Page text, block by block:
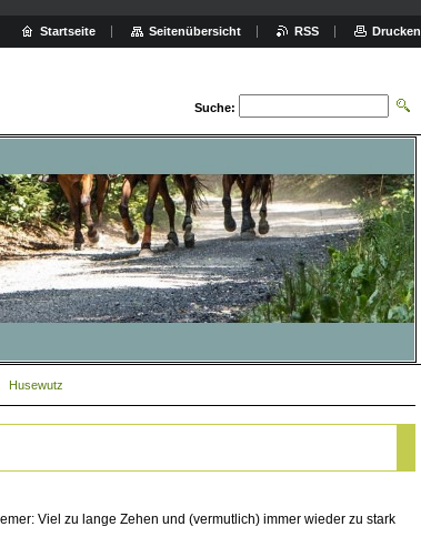
Suche:
Husewutz
Viel zu lange Zehen und (vermutlich) immer wieder zu stark
Startseite Seitenübersicht RSS Drucken